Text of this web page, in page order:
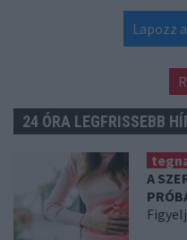
Lapozz
24 ÓRA LEGFRISSEBB
A